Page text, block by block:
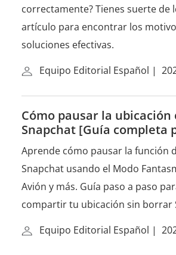
correctamente? Tienes suerte de
artículo para encontrar los
soluciones efectivas.
Equipo Editorial Español |
Cómo pausar la ubicación
Snapchat [Guía completa
Aprende cómo pausar la función
Snapchat usando el Modo
Avión y más. Guía paso a paso
compartir tu ubicación sin borrar
Equipo Editorial Español |